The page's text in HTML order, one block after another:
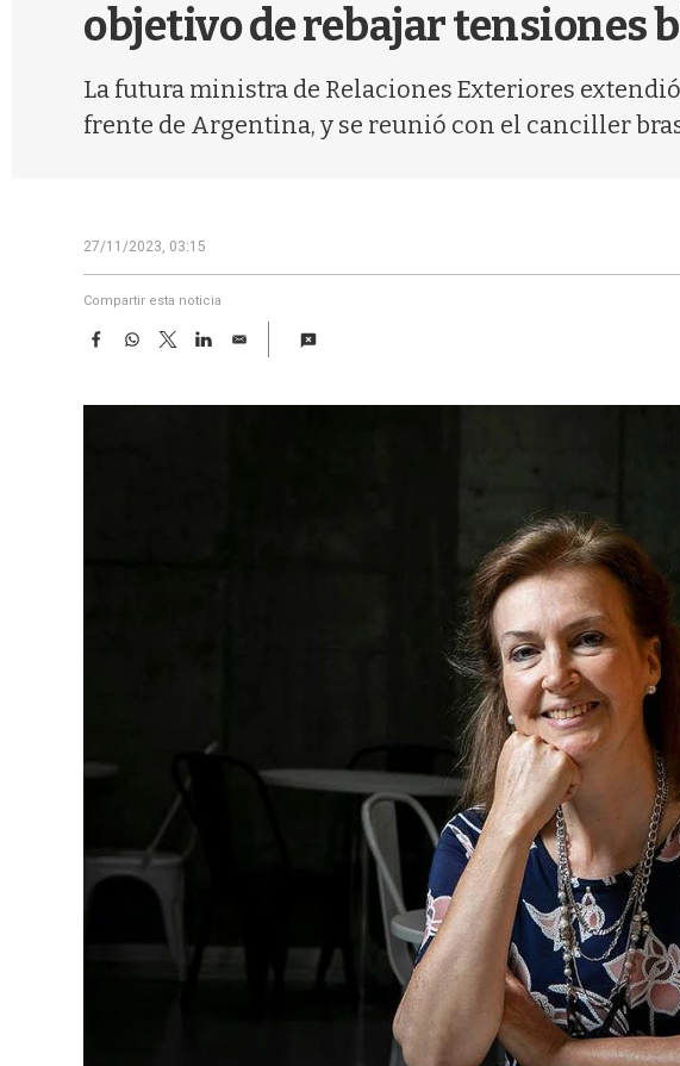
objetivo de rebajar tensiones
La futura ministra de Relaciones Exteriores
frente de Argentina, y se reunió con el canciller
27/11/2023, 03:15
Compartir esta noticia
F
e
W
t
T
w
t
L
k
E
i